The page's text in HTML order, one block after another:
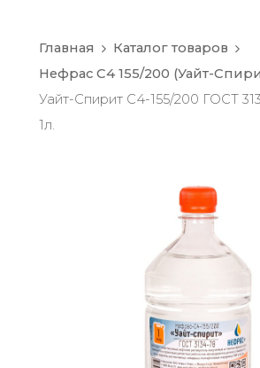
Главная
Каталог товаров
Нефрас С4 155/200 (Уайт-
Уайт-Спирит С4-155/200 ГОСТ
1л.